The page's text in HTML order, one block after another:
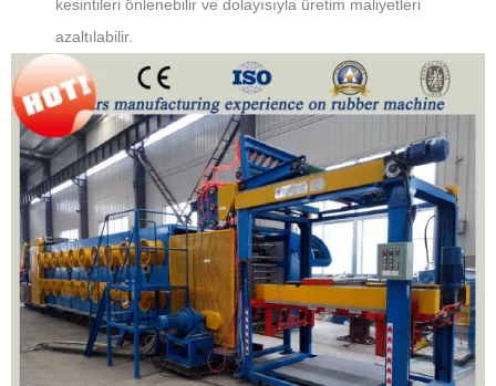
kesintileri önlenebilir ve dolayısıyla üretim maliyetleri
azaltılabilir.